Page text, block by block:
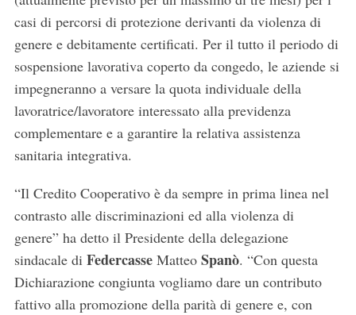
casi di percorsi di protezione derivanti da violenza di
genere e debitamente certificati. Per il tutto il periodo di
sospensione lavorativa coperto da congedo, le aziende si
impegneranno a versare la quota individuale della
lavoratrice/lavoratore interessato alla previdenza
complementare e a garantire la relativa assistenza
sanitaria integrativa.
“Il Credito Cooperativo è da sempre in prima linea nel
contrasto alle discriminazioni ed alla violenza di
genere” ha detto il Presidente della delegazione
sindacale di Federcasse Matteo Spanò. “Con questa
Dichiarazione congiunta vogliamo dare un contributo
fattivo alla promozione della parità di genere e, con
S
e
c
h
f
r